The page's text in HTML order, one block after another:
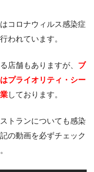
コロナウィルス感染症
われています。
店舗もありますが、 ブ
プライオリティ・シー
しております。
トランについても感染
の動画を必ずチェック